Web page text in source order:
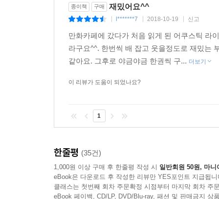
종이책 구매 재밌어요^^
l*******7 2018-10-19 신고
만화카페에 갔다가 처음 읽게 된 어쿠스틱 라
라구요^^. 한번씩 배 잡고 웃을정도로 재밌는
같아요. 그후로 야금야금 한권씩 구... 더보기
이 리뷰가 도움이 되었나요?
1
한줄평 (35건)
1,000원 이상 구매 후 한줄평 작성 시 일반회원 50원, 마니
eBook은 다운로드 후 작성한 리뷰만 YES포인트 지급됩니
클래스는 첫번째 회차 주문확정 시점부터 마지막 회차 주
eBook 페이백, CD/LP, DVD/Blu-ray, 패션 및 판매금지 상